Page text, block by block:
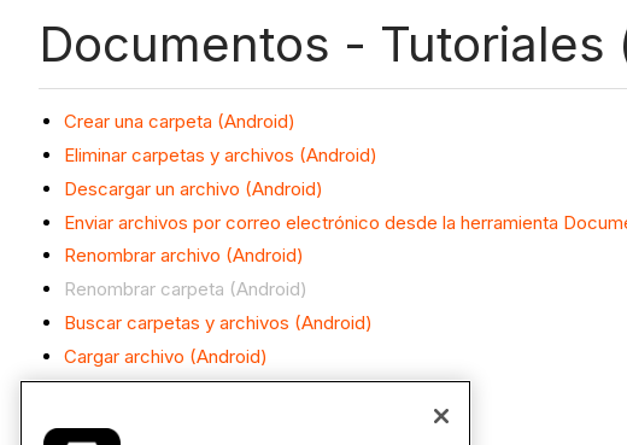
Documentos - Tutoriales
Crear una carpeta (Android)
Eliminar carpetas y archivos (Android)
Descargar un archivo (Android)
Enviar archivos por correo electrónico desde la herramienta
Renombrar archivo (Android)
Renombrar carpeta (Android)
Buscar carpetas y archivos (Android)
Cargar archivo (Android)
Ver documentos (Android)